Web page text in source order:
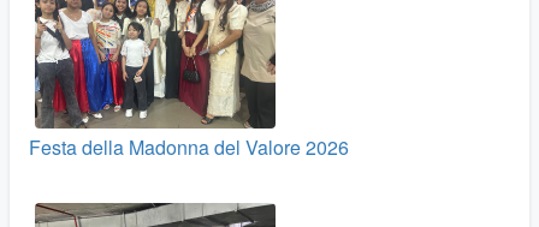
Festa della Madonna del Valore 2026